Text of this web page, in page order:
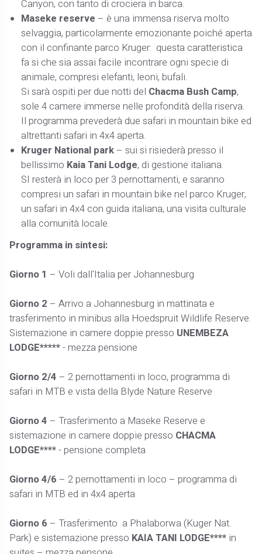
Canyon, con tanto di crociera in barca.
Maseke reserve – è una immensa riserva molto
selvaggia, particolarmente emozionante poiché aperta
con il confinante parco Kruger: questa caratteristica
fa si che sia assai facile incontrare ogni specie di
animale, compresi elefanti, leoni, bufali.
Si sarà ospiti per due notti del Chacma Bush Camp,
sole 4 camere immerse nelle profondità della riserva.
Il programma prevederà due safari in mountain bike ed
altrettanti safari in 4x4 aperta.
Kruger National park– sui si risiederà presso il
bellissimo Kaia Tani Lodge, di gestione italiana.
SI resterà in loco per 3 pernottamenti, e saranno
compresi un safari in mountain bike nel parco Kruger,
un safari in 4x4 con guida italiana, una visita culturale
alla comunità locale.
Programma in sintesi:
Giorno 1 – Voli dall'Italia per Johannesburg
Giorno 2 – Arrivo a Johannesburg in mattinata e
trasferimento in minibus alla Hoedspruit Wildlife Reserve.
Sistemazione in camere doppie presso UNEMBEZA
LODGE*****- mezza pensione
Giorno 2/4– 2 pernottamenti in loco, programma di
safari in MTB e vista della Blyde Nature Reserve
Giorno 4– Trasferimento a Maseke Reserve e
sistemazione in camere doppie presso CHACMA
LODGE****- pensione completa
Giorno 4/6 – 2 pernottamenti in loco – programma di
safari in MTB ed in 4x4 aperta
Giorno 6– Trasferimento a Phalaborwa (Kuger Nat.
Park) e sistemazione presso KAIA TANI LODGE**** in